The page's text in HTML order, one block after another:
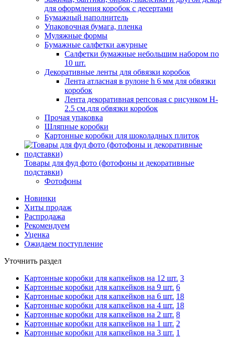
для оформления коробок с десертами
Бумажный наполнитель
Упаковочная бумага, пленка
Муляжные формы
Бумажные салфетки ажурные
Салфетки бумажные небольшим набором по
10 шт.
Декоративные ленты для обвязки коробок
Лента атласная в рулоне h 6 мм для обвязки
коробок
Лента декоративная репсовая с рисунком H-
2.5 см.для обвязки коробок
Прочая упаковка
Шляпные коробки
Картонные коробки для шоколадных плиток
Товары для фуд фото (фотофоны и декоративные
подставки)
Фотофоны
Новинки
Хиты продаж
Распродажа
Рекомендуем
Уценка
Ожидаем поступление
Уточнить раздел
Картонные коробки для капкейков на 12 шт. 3
Картонные коробки для капкейков на 9 шт. 6
Картонные коробки для капкейков на 6 шт. 18
Картонные коробки для капкейков на 4 шт. 18
Картонные коробки для капкейков на 2 шт. 8
Картонные коробки для капкейков на 1 шт. 2
Картонные коробки для капкейков на 3 шт. 1